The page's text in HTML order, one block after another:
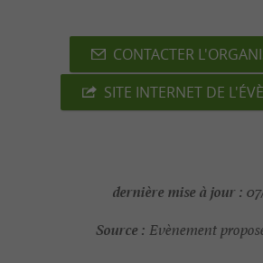
CONTACTER
SITE INTERNET DE
dernière mise à jour :
Source : Evènement